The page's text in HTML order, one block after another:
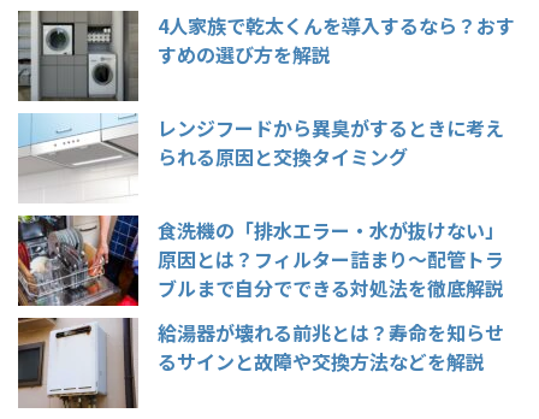
4人家族で乾太くんを導入するなら？おす
すめの選び方を解説
レンジフードから異臭がするときに考え
られる原因と交換タイミング
食洗機の「排水エラー・水が抜けない」
原因とは？フィルター詰まり〜配管トラ
ブルまで自分でできる対処法を徹底解説
給湯器が壊れる前兆とは？寿命を知らせ
るサインと故障や交換方法などを解説